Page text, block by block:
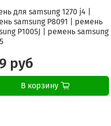
для samsung 1270 j4 |
samsung P8091 | ремень
P1005J | ремень samsung
руб
В корзину